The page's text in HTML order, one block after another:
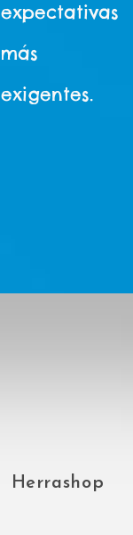
Herrashop
expectativas
más
exigentes.